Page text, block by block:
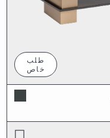
طلب
خاص